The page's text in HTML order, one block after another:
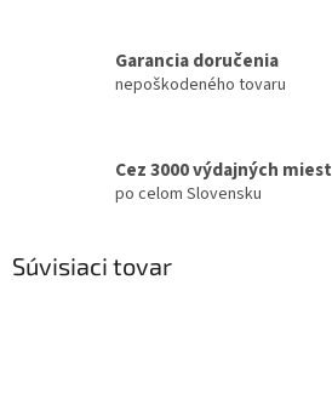
Garancia doručenia
nepoškodeného tovaru
Cez 3000 výdajných miest
po celom Slovensku
Súvisiaci tovar